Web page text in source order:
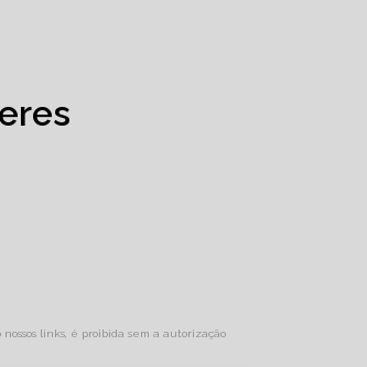
links, é proibida sem a autorização